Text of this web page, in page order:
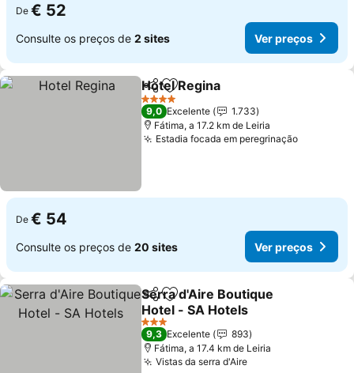
De € 52
Consulte os preços de 2 sites Ver preços
PartilharAdicionar aos favoritos
Hotel Regina
4 Estrelas
9,0 Excelente
1.733
Fátima, a 17.2 km de Leiria
Estadia focada em peregrinaçãoVer
De € 54
Consulte os preços de 20 sites Ver preços
PartilharAdicionar aos favoritos
Serra d'Aire Boutique
Hotel - SA Hotels
Ver preços
3 Estrelas
9,3 Excelente
893
Fátima, a 17.4 km de Leiria
Vistas da serra d'AireVer preços